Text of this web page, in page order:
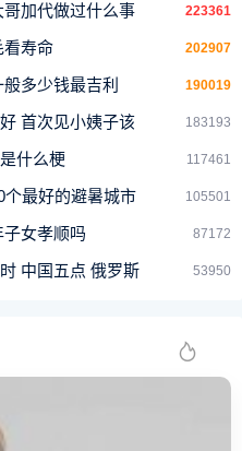
加代做过什么事 223361
看寿命 202907
多少钱最吉利 190019
首次见小姨子该 183193
什么梗 117461
个最好的避暑城市 105501
女孝顺吗 87172
中国五点 俄罗斯 53950